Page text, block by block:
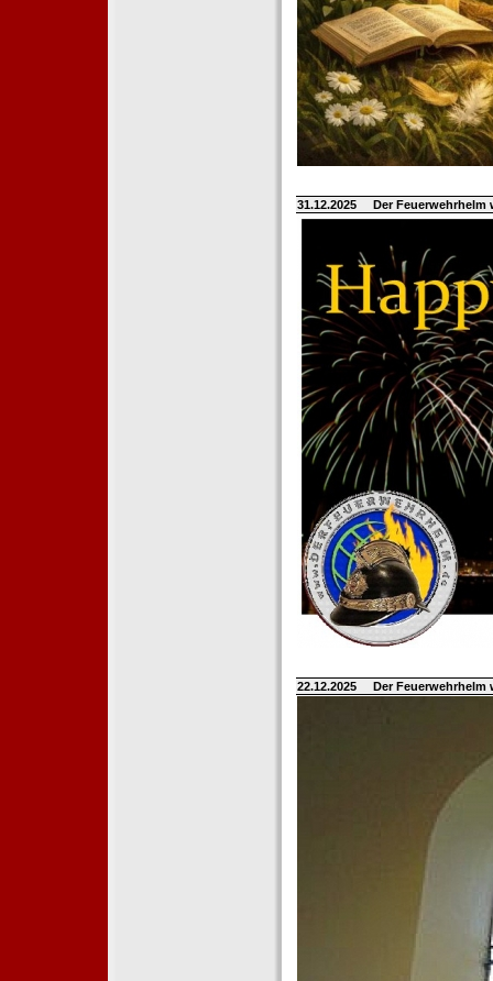
31.12.2025 Der
22.12.2025 Der